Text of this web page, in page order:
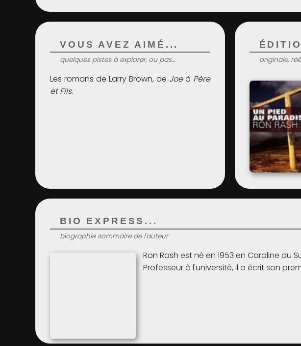
VOUS AVEZ AIMÉ...
quelques pistes à explorer, ou pas...
Les romans de Larry Brown, de Joeà Père
et Fils.
BIO EXPRESS...
biographie sommaire de l'auteur
Ron Rash est né en 1953 en Caroline du
Professeur à l'université, il a écrit son
originale,